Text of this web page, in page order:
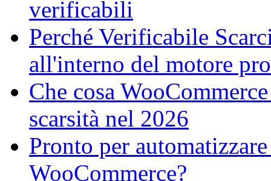
verificabili
Perché Verificabile
all'interno del motore
Che cosa
scarsità nel 2026
Pronto per
WooCommerce?